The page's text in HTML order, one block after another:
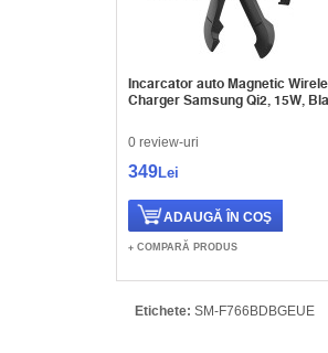
Incarcator auto Magnetic
Charger Samsung Qi2, 15W,
0 review-uri
349Lei
COMPARĂ PRODUS
Etichete: SM-F766BDBGEUE